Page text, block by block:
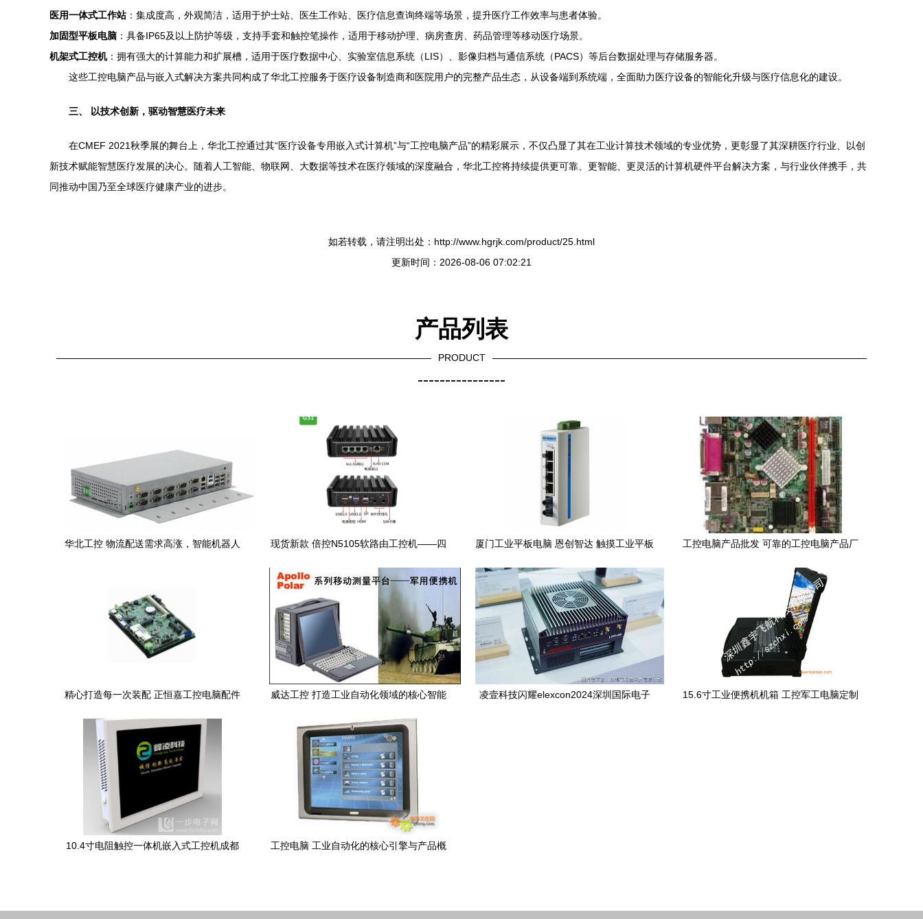
医用一体式工作站：集成度高，外观简洁，适用于护士站、医生工作站、医疗信息查询终端等场景，提升医疗工作效率与患者体验。
加固型平板电脑 ：具备IP65及以上防护等级，支持手套和触控笔操作，适用于移动护理、病房查房、药品管理等移动医疗场景。
机架式工控机：拥有强大的计算能力和扩展槽，适用于医疗数据中心、实验室信息系统（LIS）、影像归档与通信系统（PACS）等后台数据处理与存储服务器。
这些工控电脑产品与嵌入式解决方案共同构成了华北工控服务于医疗设备制造商和医院用户的完整产品生态，从设备端到系统端，全面助力医疗设备的智能化升级与医疗信息化的建设。
三、 以技术创新，驱动智慧医疗未来
在CMEF 2021秋季展的舞台上，华北工控通过其“医疗设备专用嵌入式计算机”与“工控电脑产品”的精彩展示，不仅凸显了其在工业计算技术领域的专业优势，更彰显了其深耕医疗行业、以创
新技术赋能智慧医疗发展的决心。随着人工智能、物联网、大数据等技术在医疗领域的深度融合，华北工控将持续提供更可靠、更智能、更灵活的计算机硬件平台解决方案，与行业伙伴携手，共
同推动中国乃至全球医疗健康产业的进步。
如若转载，请注明出处：http://www.hgrjk.com/product/25.html
更新时间：2026-08-06 07:02:21
产品列表
PRODUCT
----------------
华北工控 物流配送需求高涨，智能机器人
现货新款 倍控N5105软路由工控机——四
厦门工业平板电脑 恩创智达 触摸工业平板
工控电脑产品批发 可靠的工控电脑产品厂
精心打造每一次装配 正恒嘉工控电脑配件
威达工控 打造工业自动化领域的核心智能
凌壹科技闪耀elexcon2024深圳国际电子
15.6寸工业便携机机箱 工控军工电脑定制
10.4寸电阻触控一体机嵌入式工控机成都
工控电脑 工业自动化的核心引擎与产品概